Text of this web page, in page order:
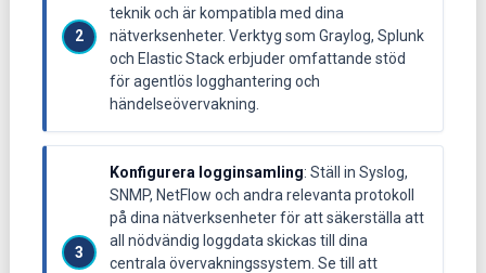
teknik och är kompatibla med dina
nätverksenheter. Verktyg som Graylog, Splunk
och Elastic Stack erbjuder omfattande stöd
för agentlös logghantering och
händelseövervakning.
Konfigurera logginsamling: Ställ in Syslog,
SNMP, NetFlow och andra relevanta protokoll
på dina nätverksenheter för att säkerställa att
all nödvändig loggdata skickas till dina
centrala övervakningssystem. Se till att